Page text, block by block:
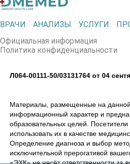
ВРАЧИ АНАЛИЗЫ УСЛУГИ
Официальная информация
Политика конфиденциальности
Л064-00111-50/03131764 от 04
Материалы, размещенные на
информационный характер и
образовательных целей.
использовать их в качестве
Определение диагноза и выбор
исключительной прерогативой